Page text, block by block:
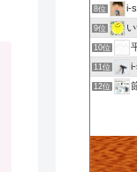
8位 i-
9位
10位
11位
12位
15位